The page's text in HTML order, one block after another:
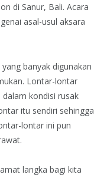
di Sanur, Bali. Acara
asal-usul aksara
banyak digunakan
Lontar-lontar
kondisi rusak
itu sendiri sehingga
lontar ini pun
langka bagi kita